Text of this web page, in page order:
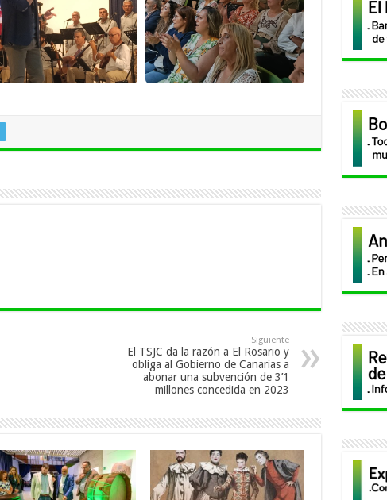
Siguiente
El TSJC da la razón a El Rosario y
obliga al Gobierno de Canarias a
abonar una subvención de 3’1
millones concedida en 2023